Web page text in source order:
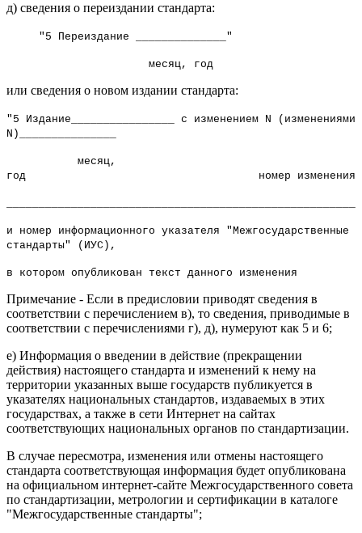
д) сведения о переиздании стандарта:
"5 Переиздание ______________"
месяц, год
или сведения о новом издании стандарта:
"5 Издание________________ с изменением N (изменениями
N)_______________
месяц,
год номер изменения
и номер информационного указателя "Межгосударственные
стандарты" (ИУС),
в котором опубликован текст данного изменения
Примечание - Если в предисловии приводят сведения в
соответствии с перечислением в), то сведения, приводимые в
соответствии с перечислениями г), д), нумеруют как 5 и 6;
е) Информация о введении в действие (прекращении
действия) настоящего стандарта и изменений к нему на
территории указанных выше государств публикуется в
указателях национальных стандартов, издаваемых в этих
государствах, а также в сети Интернет на сайтах
соответствующих национальных органов по стандартизации.
В случае пересмотра, изменения или отмены настоящего
стандарта соответствующая информация будет опубликована
на официальном интернет-сайте Межгосударственного совета
по стандартизации, метрологии и сертификации в каталоге
"Межгосударственные стандарты";